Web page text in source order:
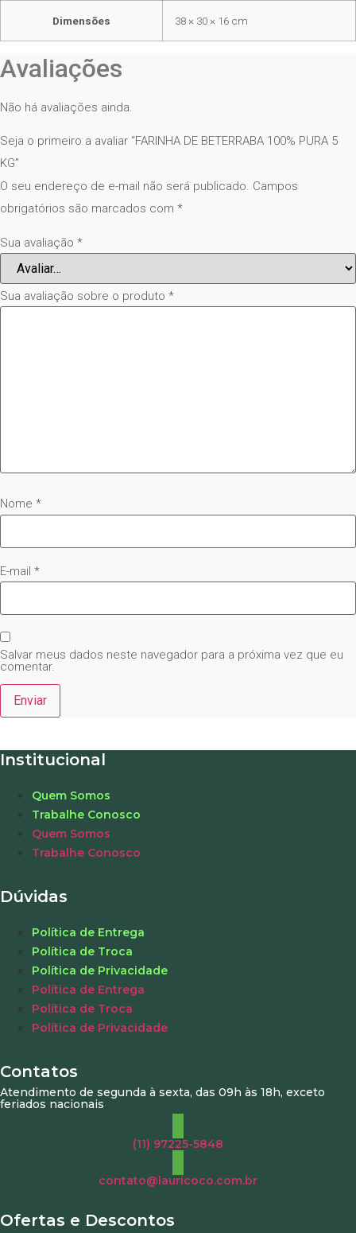
Dimensões 38 × 30 × 16 cm
Avaliações
Não há avaliações ainda.
Seja o primeiro a avaliar “FARINHA DE BETERRABA 100% PURA 5
KG”
O seu endereço de e-mail não será publicado. Campos
obrigatórios são marcados com *
Sua avaliação *
Sua avaliação sobre o produto *
Nome *
E-mail *
Salvar meus dados neste navegador para a próxima vez que eu
comentar.
Institucional
Quem Somos
Trabalhe Conosco
Quem Somos
Trabalhe Conosco
Dúvidas
Política de Entrega
Política de Troca
Política de Privacidade
Política de Entrega
Política de Troca
Política de Privacidade
Contatos
Atendimento de segunda à sexta, das 09h às 18h, exceto
feriados nacionais
(11) 97225-5848
contato@lauricoco.com.br
Ofertas e Descontos